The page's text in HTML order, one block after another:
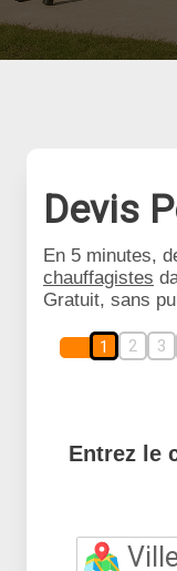
Devis
En 5 minutes,
chauffagistes
Gratuit, sans
1 2 3
Entrez le